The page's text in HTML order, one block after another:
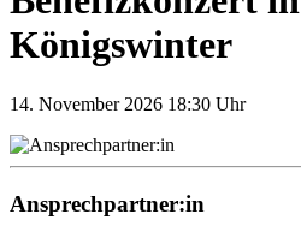
Königswinter
14. November 2026 18:30 Uhr
Ansprechpartner:in